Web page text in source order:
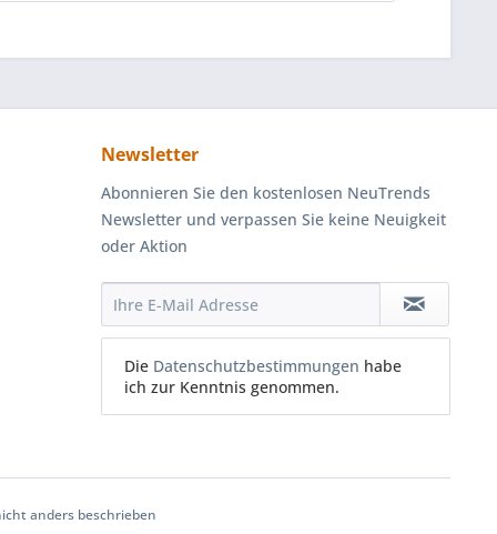
Newsletter
Abonnieren Sie den kostenlosen NeuTrends
Newsletter und verpassen Sie keine Neuigkeit
oder Aktion
Die Datenschutzbestimmungen habe
ich zur Kenntnis genommen.
anders beschrieben